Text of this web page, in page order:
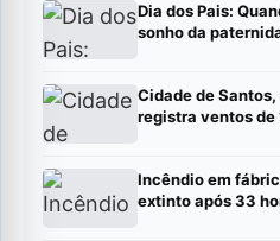
Dia dos Pais:
sonho da
Cidade de
registra ventos de
Incêndio em
extinto após 33